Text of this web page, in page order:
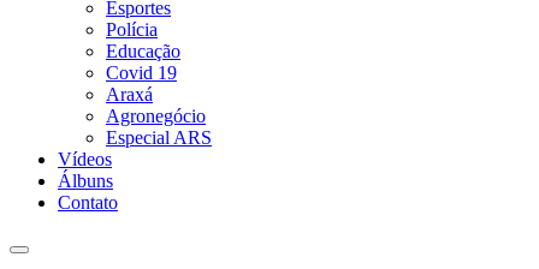
Esportes
Polícia
Educação
Covid 19
Araxá
Agronegócio
Especial ARS
Vídeos
Álbuns
Contato